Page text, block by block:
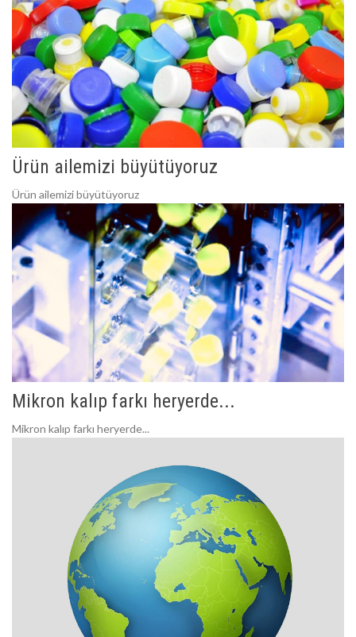
Ürün ailemizi büyütüyoruz
Ürün ailemizi büyütüyoruz
Mikron kalıp farkı heryerde...
Mikron kalıp farkı heryerde...